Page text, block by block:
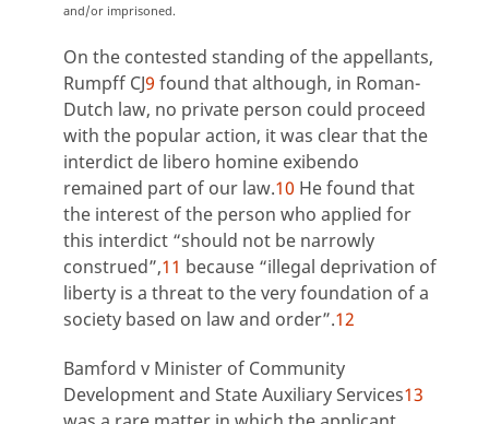
and/or imprisoned.
On the contested standing of the appellants,
Rumpff CJ9 found that although, in Roman-
Dutch law, no private person could proceed
with the popular action, it was clear that the
interdict de libero homine exibendo
remained part of our law.10 He found that
the interest of the person who applied for
this interdict “should not be narrowly
construed”,11 because “illegal deprivation of
liberty is a threat to the very foundation of a
society based on law and order”.12
Bamford v Minister of Community
Development and State Auxiliary Services13